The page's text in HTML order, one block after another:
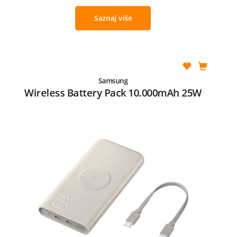
Saznaj više
Samsung
Wireless Battery Pack 10.000mAh 25W